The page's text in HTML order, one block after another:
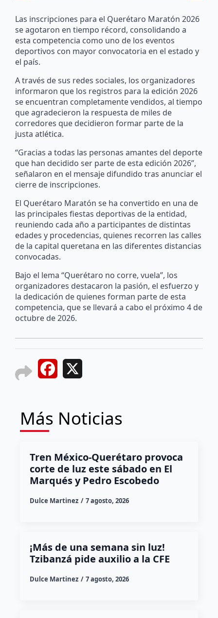
Las inscripciones para el Querétaro Maratón 2026
se agotaron en tiempo récord, consolidando a
esta competencia como uno de los eventos
deportivos con mayor convocatoria en el estado y
el país.
A través de sus redes sociales, los organizadores
informaron que los registros para la edición 2026
se encuentran completamente vendidos, al tiempo
que agradecieron la respuesta de miles de
corredores que decidieron formar parte de la
justa atlética.
“Gracias a todas las personas amantes del deporte
que han decidido ser parte de esta edición 2026”,
señalaron en el mensaje difundido tras anunciar el
cierre de inscripciones.
El Querétaro Maratón se ha convertido en una de
las principales fiestas deportivas de la entidad,
reuniendo cada año a participantes de distintas
edades y procedencias, quienes recorren las calles
de la capital queretana en las diferentes distancias
convocadas.
Bajo el lema “Querétaro no corre, vuela”, los
organizadores destacaron la pasión, el esfuerzo y
la dedicación de quienes forman parte de esta
competencia, que se llevará a cabo el próximo 4 de
octubre de 2026.
Facebook
Más Noticias
Tren México-Querétaro provoca
corte de luz este sábado en El
Marqués y Pedro Escobedo
Dulce Martinez 7 agosto, 2026
¡Más de una semana sin luz!
Tzibanzá pide auxilio a la CFE
Dulce Martinez 7 agosto, 2026